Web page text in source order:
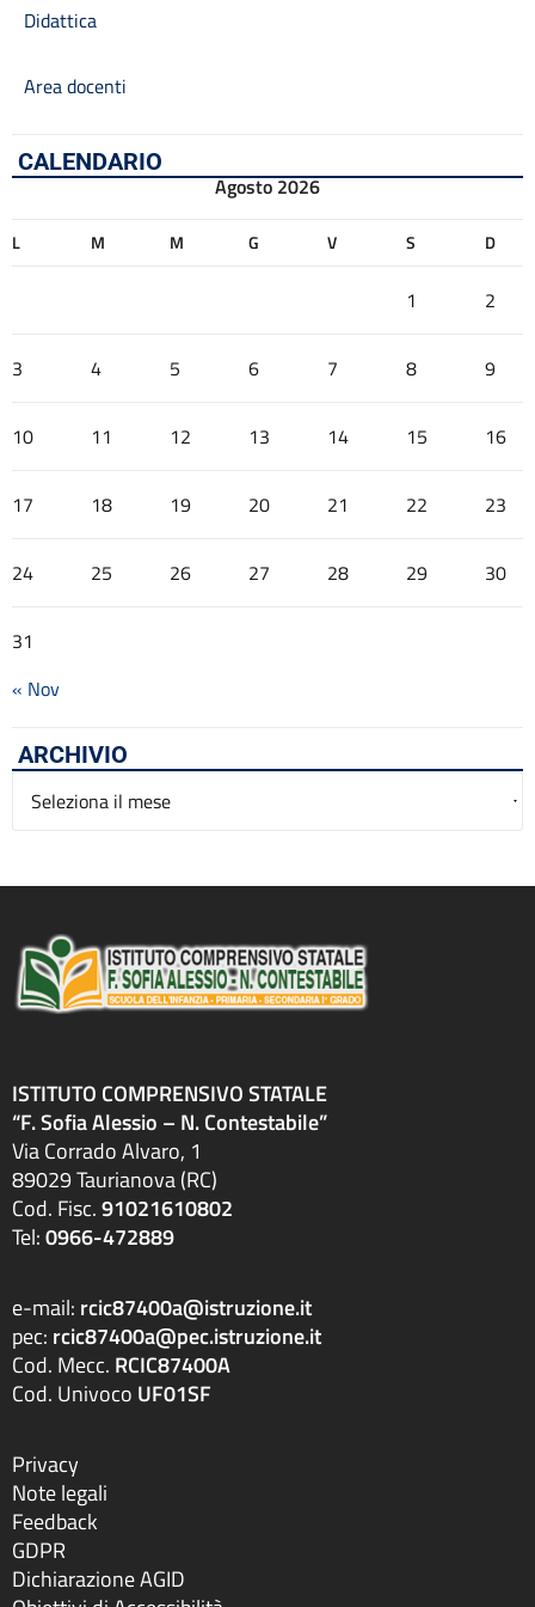
Didattica
Area docenti
CALENDARIO
Agosto 2026
L M M G V S D
1 2
3 4 5 6 7 8 9
10 11 12 13 14 15 16
17 18 19 20 21 22 23
24 25 26 27 28 29 30
31
« Nov
ARCHIVIO
Archivio
ISTITUTO COMPRENSIVO STATALE
“F. Sofia Alessio – N. Contestabile”
Via Corrado Alvaro, 1
89029 Taurianova (RC)
Cod. Fisc.91021610802
Tel:0966-472889
e-mail: rcic87400a@istruzione.it
pec: rcic87400a@pec.istruzione.it
Cod. Mecc. RCIC87400A
Cod. Univoco UF01SF
Privacy
Note legali
Feedback
GDPR
Dichiarazione AGID